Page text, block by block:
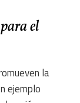
el
la
ejemplo